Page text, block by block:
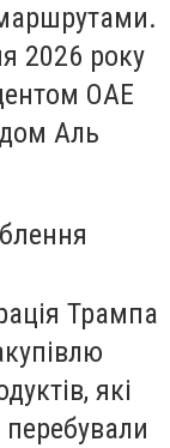
2026 року
ОАЕ
Аль
Трампа
які